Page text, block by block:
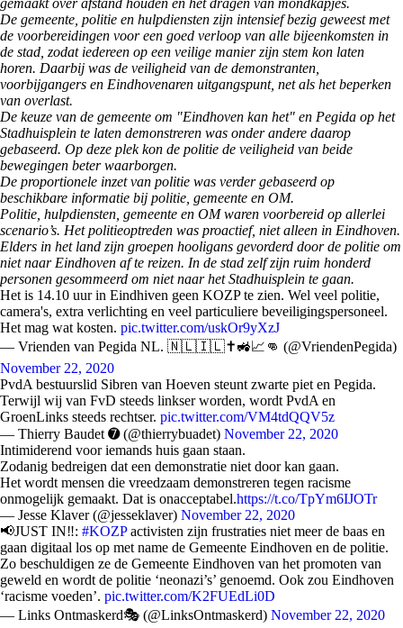
gemaakt over afstand houden en het dragen van mondkapjes.
De gemeente, politie en hulpdiensten zijn intensief bezig geweest met
de voorbereidingen voor een goed verloop van alle bijeenkomsten in
de stad, zodat iedereen op een veilige manier zijn stem kon laten
horen. Daarbij was de veiligheid van de demonstranten,
voorbijgangers en Eindhovenaren uitgangspunt, net als het beperken
van overlast.
De keuze van de gemeente om "Eindhoven kan het" en Pegida op het
Stadhuisplein te laten demonstreren was onder andere daarop
gebaseerd. Op deze plek kon de politie de veiligheid van beide
bewegingen beter waarborgen.
De proportionele inzet van politie was verder gebaseerd op
beschikbare informatie bij politie, gemeente en OM.
Politie, hulpdiensten, gemeente en OM waren voorbereid op allerlei
scenario’s. Het politieoptreden was proactief, niet alleen in Eindhoven.
Elders in het land zijn groepen hooligans gevorderd door de politie om
niet naar Eindhoven af te reizen. In de stad zelf zijn ruim honderd
personen gesommeerd om niet naar het Stadhuisplein te gaan.
Het is 14.10 uur in Eindhiven geen KOZP te zien. Wel veel politie,
camera's, extra verlichting en veel particuliere beveiligingspersoneel.
Het mag wat kosten. pic.twitter.com/uskOr9yXzJ
— Vrienden van Pegida NL. 🇳🇱🇮🇱✝️🚜📈👊 (@VriendenPegida)
November 22, 2020
PvdA bestuurslid Sibren van Hoeven steunt zwarte piet en Pegida.
Terwijl wij van FvD steeds linkser worden, wordt PvdA en
GroenLinks steeds rechtser. pic.twitter.com/VM4tdQQV5z
— Thierry Baudet ➐ (@thierrybuadet) November 22, 2020
Intimiderend voor iemands huis gaan staan.
Zodanig bedreigen dat een demonstratie niet door kan gaan.
Het wordt mensen die vreedzaam demonstreren tegen racisme
onmogelijk gemaakt. Dat is onacceptabel.https://t.co/TpYm6IJOTr
— Jesse Klaver (@jesseklaver) November 22, 2020
📢JUST IN‼️: #KOZPactivisten zijn frustraties niet meer de baas en
gaan digitaal los op met name de Gemeente Eindhoven en de politie.
Zo beschuldigen ze de Gemeente Eindhoven van het promoten van
geweld en wordt de politie ‘neonazi’s’ genoemd. Ook zou Eindhoven
‘racisme voeden’. pic.twitter.com/K2FUEdLi0D
— Links Ontmaskerd🎭 (@LinksOntmaskerd) November 22, 2020